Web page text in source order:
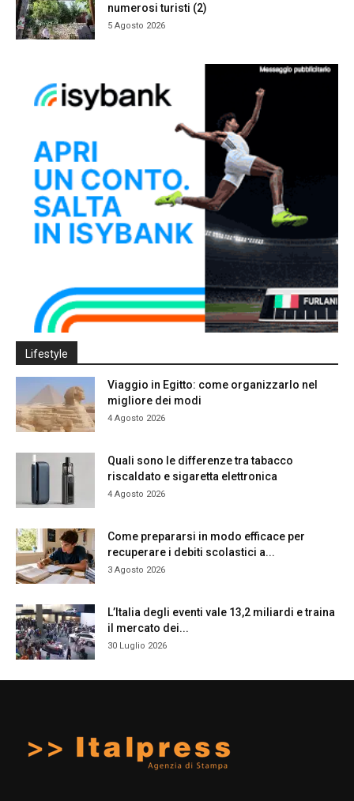
numerosi turisti (2)
5 Agosto 2026
Lifestyle
Viaggio in Egitto: come organizzarlo nel
migliore dei modi
4 Agosto 2026
Quali sono le differenze tra tabacco
riscaldato e sigaretta elettronica
4 Agosto 2026
Come prepararsi in modo efficace per
recuperare i debiti scolastici a...
3 Agosto 2026
L’Italia degli eventi vale 13,2 miliardi e traina
il mercato dei...
30 Luglio 2026